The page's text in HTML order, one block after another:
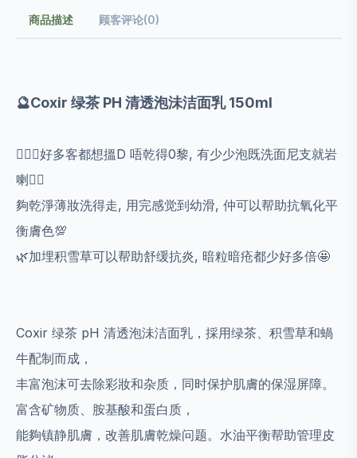
商品描述 顾客评论(0)
🔮Coxir 绿茶 PH 清透泡沬洁面乳 150ml
💁🏻‍♀️好多客都想搵D 唔乾得0黎, 有少少泡既洗面尼支就岩
喇👍🏻
夠乾淨薄妝洗得走, 用完感觉到幼滑, 仲可以帮助抗氧化平
衡膚色💯
🌿加埋积雪草可以帮助舒缓抗炎, 暗粒暗疮都少好多倍🤩
Coxir 绿茶 pH 清透泡沬洁面乳，採用绿茶、积雪草和蝸
牛配制而成，
丰富泡沫可去除彩妝和杂质，同时保护肌膚的保湿屏障。
富含矿物质、胺基酸和蛋白质，
能夠镇静肌膚，改善肌膚乾燥问题。水油平衡帮助管理皮